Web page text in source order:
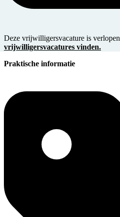
Deze vrijwilligersvacature is verlopen
vrijwilligersvacatures vinden.
Praktische informatie